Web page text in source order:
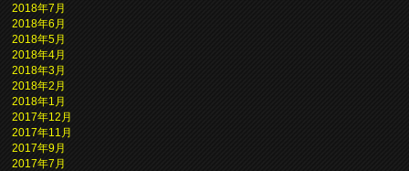
2018年7月
2018年6月
2018年5月
2018年4月
2018年3月
2018年2月
2018年1月
2017年12月
2017年11月
2017年9月
2017年7月